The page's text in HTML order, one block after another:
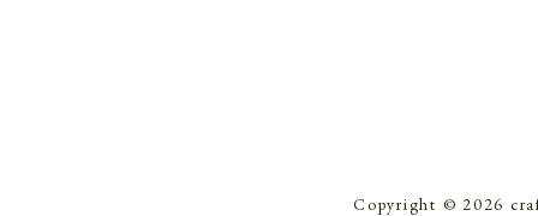
Copyright © 2026